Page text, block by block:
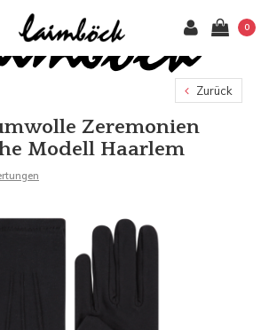
0
Zurück
Zeremonien
Modell Haarlem